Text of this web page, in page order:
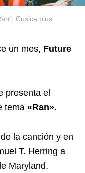
Cusica plus
un mes, Future
presenta el
tema «Ran».
la canción y en
T. Herring a
Maryland,